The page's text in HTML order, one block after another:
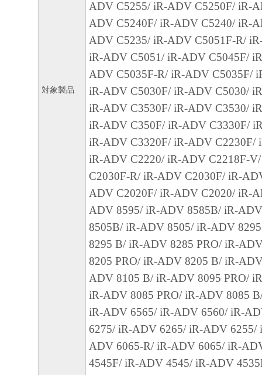
CONCERNING THE SOFTWARE OR ITS
This Agreement is effective upon your
clicking the button indicating your acceptance
installing the SOFTWARE and remains in
You may terminate this Agreement by
SOFTWARE including any and all copies
This Agreement shall also terminate if you fail
terms hereof. Upon termination of this
Canon enforcing its respective legal rights, you
promptly destroy the SOFTWARE including
thereof. Notwithstanding the foregoing,
11 shall survive any termination of this
9. U.S. GOVERNMENT RESTRICTED
A "US Government End User" shall mean any
the government of the United States. If you are
End User, the following shall apply: The
"commercial item," as that term is defined at 48
(October 1995), consisting of "commercial
and "commercial computer software
terms are used in 48 C.F.R. 12.212 (September
with 48 C.F.R. 12.212 and 48 C.F.R.
対象製品
ADV C5255/ iR-ADV C5250F/ iR-
ADV C5240F/ iR-ADV C5240/ iR-
ADV C5235/ iR-ADV C5051F-R/
iR-ADV C5051/ iR-ADV C5045F/
ADV C5035F-R/ iR-ADV C5035F/
iR-ADV C5030F/ iR-ADV C5030/
iR-ADV C3530F/ iR-ADV C3530/
iR-ADV C350F/ iR-ADV C3330F/
iR-ADV C3320F/ iR-ADV C2230F/
iR-ADV C2220/ iR-ADV C2218F-
C2030F-R/ iR-ADV C2030F/ iR-
ADV C2020F/ iR-ADV C2020/ iR-
ADV 8595/ iR-ADV 8585B/ iR-
8505B/ iR-ADV 8505/ iR-ADV
8295 B/ iR-ADV 8285 PRO/ iR-
8205 PRO/ iR-ADV 8205 B/ iR-
ADV 8105 B/ iR-ADV 8095 PRO/
iR-ADV 8085 PRO/ iR-ADV 8085
iR-ADV 6565/ iR-ADV 6560/ iR-
6275/ iR-ADV 6265/ iR-ADV 6255/
ADV 6065-R/ iR-ADV 6065/ iR-
4545F/ iR-ADV 4545/ iR-ADV